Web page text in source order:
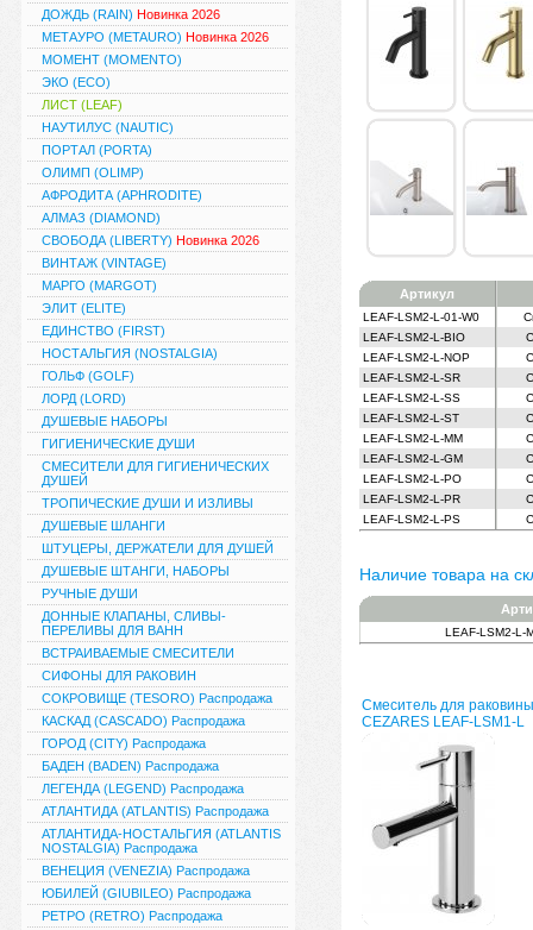
ДОЖДЬ (RAIN) Новинка 2026
МЕТАУРО (METAURO) Новинка 2026
МОМЕНТ (MOMENTO)
ЭКО (ECO)
ЛИСТ (LEAF)
НАУТИЛУС (NAUTIC)
ПОРТАЛ (PORTA)
ОЛИМП (OLIMP)
АФРОДИТА (APHRODITE)
АЛМАЗ (DIAMOND)
СВОБОДА (LIBERTY) Новинка 2026
ВИНТАЖ (VINTAGE)
МАРГО (MARGOT)
ЭЛИТ (ELITE)
ЕДИНСТВО (FIRST)
НОСТАЛЬГИЯ (NOSTALGIA)
ГОЛЬФ (GOLF)
ЛОРД (LORD)
ДУШЕВЫЕ НАБОРЫ
ГИГИЕНИЧЕСКИЕ ДУШИ
СМЕСИТЕЛИ ДЛЯ ГИГИЕНИЧЕСКИХ
ДУШЕЙ
ТРОПИЧЕСКИЕ ДУШИ И ИЗЛИВЫ
ДУШЕВЫЕ ШЛАНГИ
ШТУЦЕРЫ, ДЕРЖАТЕЛИ ДЛЯ ДУШЕЙ
ДУШЕВЫЕ ШТАНГИ, НАБОРЫ
РУЧНЫЕ ДУШИ
ДОННЫЕ КЛАПАНЫ, СЛИВЫ-
ПЕРЕЛИВЫ ДЛЯ ВАНН
ВСТРАИВАЕМЫЕ СМЕСИТЕЛИ
СИФОНЫ ДЛЯ РАКОВИН
СОКРОВИЩЕ (TESORO) Распродажа
КАСКАД (CASCADO) Распродажа
ГОРОД (CITY) Распродажа
БАДЕН (BADEN) Распродажа
ЛЕГЕНДА (LEGEND) Распродажа
АТЛАНТИДА (ATLANTIS) Распродажа
АТЛАНТИДА-НОСТАЛЬГИЯ (ATLANTIS
NOSTALGIA) Распродажа
ВЕНЕЦИЯ (VENEZIA) Распродажа
ЮБИЛЕЙ (GIUBILEO) Распродажа
РЕТРО (RETRO) Распродажа
Артикул
LEAF-LSM2-L-01-W0
LEAF-LSM2-L-BIO
LEAF-LSM2-L-NOP
LEAF-LSM2-L-SR
LEAF-LSM2-L-SS
LEAF-LSM2-L-ST
LEAF-LSM2-L-MM
LEAF-LSM2-L-GM
LEAF-LSM2-L-PO
LEAF-LSM2-L-PR
LEAF-LSM2-L-PS
Наличие товара на
LEAF-LSM2-L-
Смеситель для раковины
CEZARES LEAF-LSM1-L